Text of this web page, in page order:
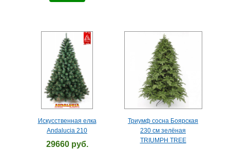
Искусственная елка
Andalucia 210
29660 руб.
Триумф сосна Боярская
230 см зелёная
TRIUMPH TREE